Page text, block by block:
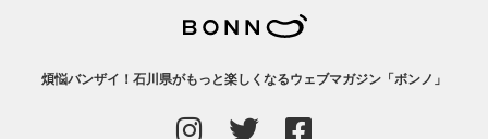
煩悩バンザイ！石川県がもっと楽しくなるウェブマガジン「ボンノ」